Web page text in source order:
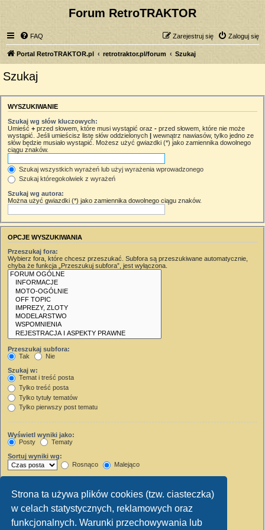
Strona ta używa plików cookies (tzw. ciasteczka)
w celach statystycznych, reklamowych oraz
funkcjonalnych. Warunki przechowywania lub
Forum RetroTRAKTOR
FAQ Zaloguj się
Zarejestruj się
Portal RetroTRAKTOR.pl retrotraktor.pl/forum Szukaj
Szukaj
WYSZUKIWANIE
Szukaj wg słów kluczowych:
Umieść + przed słowem, które musi wystąpić oraz - przed słowem, które nie może
wystąpić. Jeśli umieścisz listę słów oddzielonych | wewnątrz nawiasów, tylko jedno ze
słów będzie musiało wystąpić. Możesz użyć gwiazdki (*) jako zamiennika dowolnego
ciągu znaków.
Szukaj wszystkich wyrażeń lub użyj wyrażenia wprowadzonego
Szukaj któregokolwiek z wyrażeń
Szukaj wg autora:
Można użyć gwiazdki (*) jako zamiennika dowolnego ciągu znaków.
OPCJE WYSZUKIWANIA
Przeszukaj fora:
Wybierz fora, które chcesz przeszukać. Subfora są przeszukiwane automatycznie,
chyba że funkcja „Przeszukuj subfora”, jest wyłączona.
Przeszukaj subfora:
Tak
Nie
Szukaj w:
Temat i treść posta
Tylko treść posta
Tylko tytuły tematów
Tylko pierwszy post tematu
Wyświetl wyniki jako:
Posty
Tematy
Sortuj wyniki wg:
Rosnąco
Malejąco
Wyświetl pierwsze:
Ustaw 0, aby wyświetlić cały post.
znaków w poście